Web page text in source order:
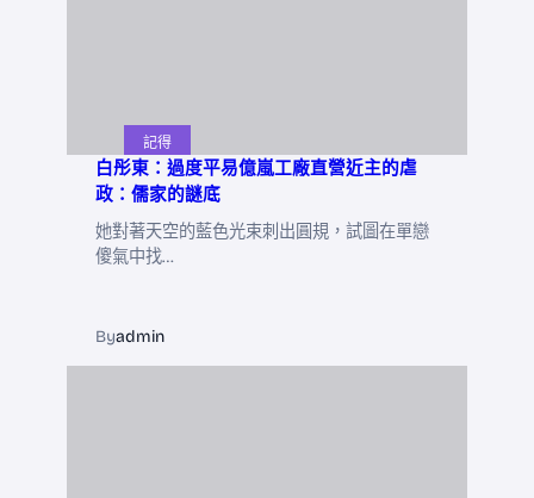
記得
白彤東：過度平易億嵐工廠直營近主的虐
政：儒家的謎底
她對著天空的藍色光束刺出圓規，試圖在單戀
傻氣中找…
Byadmin